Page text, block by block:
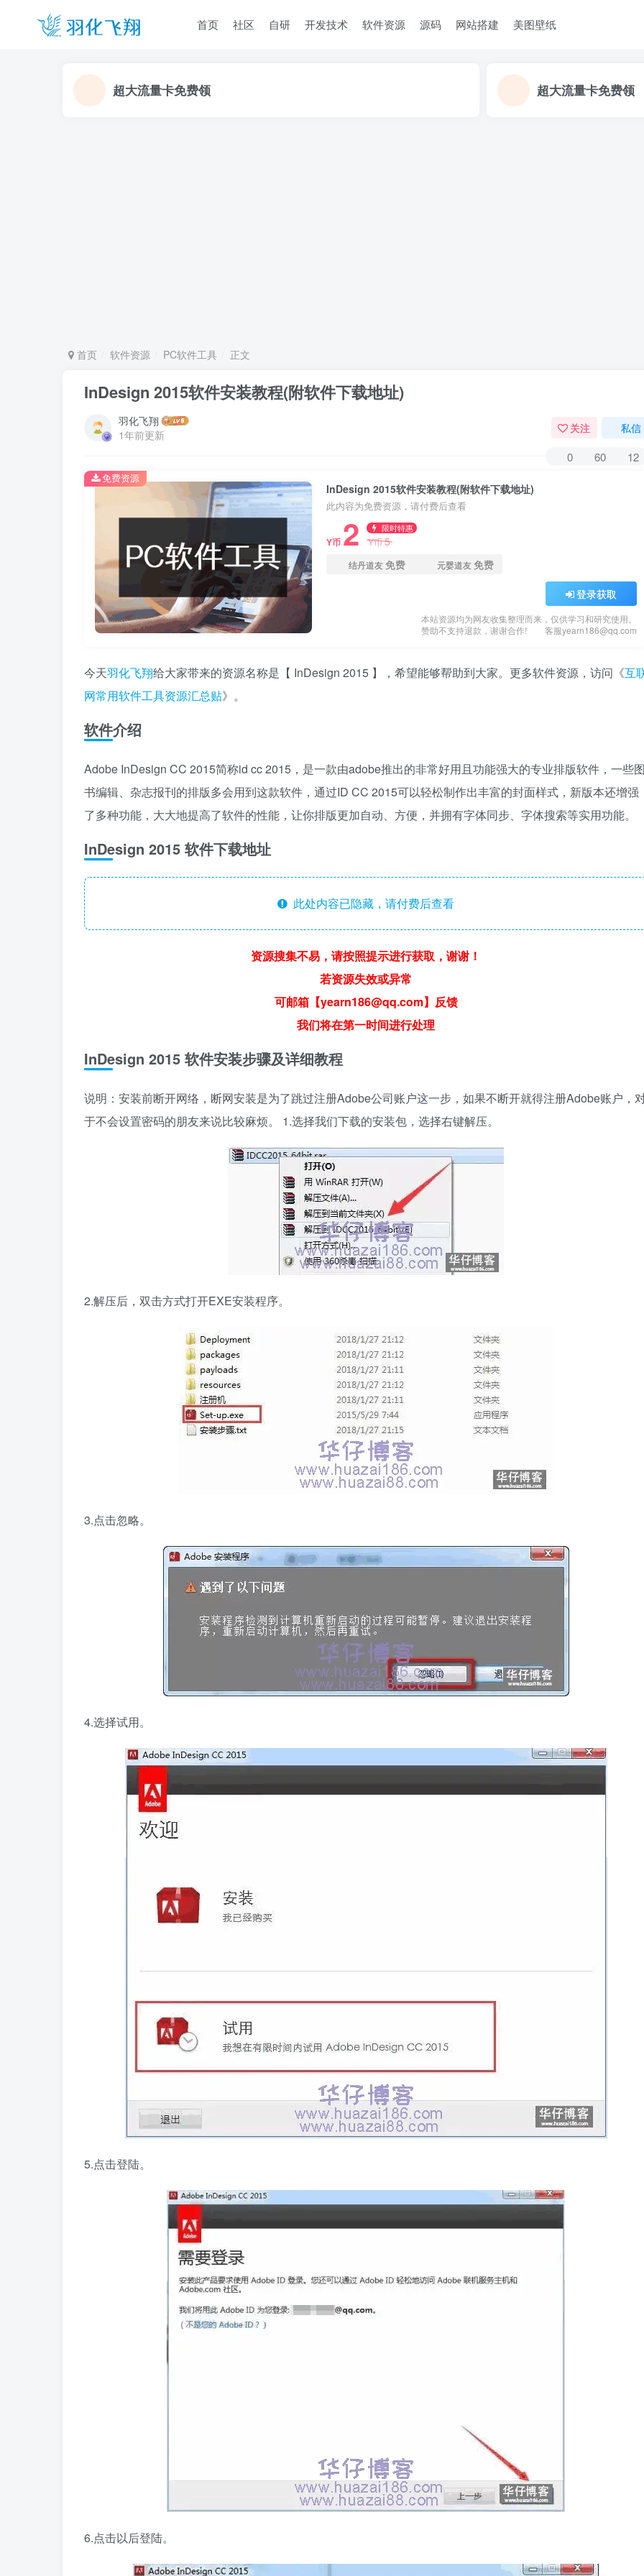
首页 社区 自研 开发技术 软件资源 源码 网站搭建 美图壁纸
超大流量卡免费领 超大流量卡免费领
首页 软件资源 PC软件工具 正文
​InDesign 2015软件安装教程(附软件下载地址)
羽化飞翔
1年前更新
关注 私信
0 60 12
​InDesign 2015软件安装教程(附软件下载地址)
此内容为免费资源，请付费后查看
Y币 2 限时特惠
Y币5
结丹道友免费 元婴道友免费
登录获取
本站资源均为网友收集整理而来，仅供学习和研究使用。
赞助不支持退款，谢谢合作!
客服yearn186@qq.com
免费资源
今天羽化飞翔给大家带来的资源名称是【 ​InDesign 2015 】，希望能够帮助到大家。更多软件资源，访问《互
网常用软件工具资源汇总贴》。
软件介绍
Adobe InDesign CC 2015简称id cc 2015，是一款由adobe推出的非常好用且功能强大的专业排版软件，一些
书编辑、杂志报刊的排版多会用到这款软件，通过ID CC 2015可以轻松制作出丰富的封面样式，新版本还增强
了多种功能，大大地提高了软件的性能，让你排版更加自动、方便，并拥有字体同步、字体搜索等实用功能。
​InDesign 2015 软件下载地址
此处内容已隐藏，请付费后查看
资源搜集不易，请按照提示进行获取，谢谢！
若资源失效或异常
可邮箱【yearn186@qq.com】反馈
我们将在第一时间进行处理
​InDesign 2015 软件安装步骤及详细教程
说明：安装前断开网络，断网安装是为了跳过注册Adobe公司账户这一步，如果不断开就得注册Adobe账户，
于不会设置密码的朋友来说比较麻烦。 1.选择我们下载的安装包，选择右键解压。
2.解压后，双击方式打开EXE安装程序。
3.点击忽略。
4.选择试用。
5.点击登陆。
6.点击以后登陆。